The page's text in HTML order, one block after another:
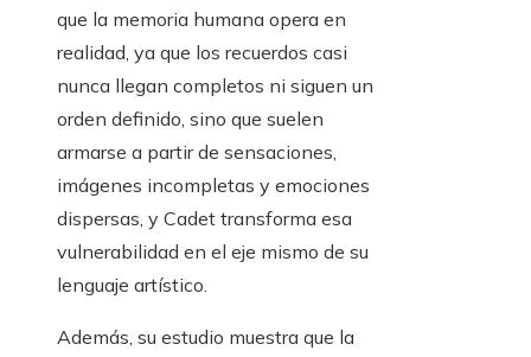
que la memoria humana opera en
realidad, ya que los recuerdos casi
nunca llegan completos ni siguen un
orden definido, sino que suelen
armarse a partir de sensaciones,
imágenes incompletas y emociones
dispersas, y Cadet transforma esa
vulnerabilidad en el eje mismo de su
lenguaje artístico.
Además, su estudio muestra que la